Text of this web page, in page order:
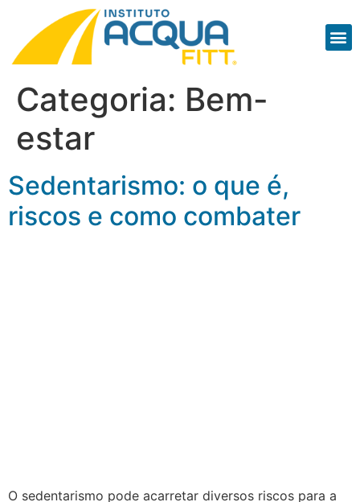
Categoria: Bem-
estar
Sedentarismo: o que é,
riscos e como combater
O sedentarismo pode acarretar diversos riscos para a